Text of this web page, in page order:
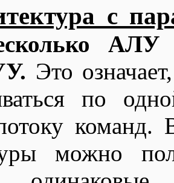
с
АЛУ
Это
по
команд.
можно